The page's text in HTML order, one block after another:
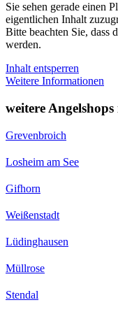
Sie sehen gerade einen
eigentlichen Inhalt
Bitte beachten Sie, dass
werden.
Inhalt entsperren
Weitere Informationen
weitere
Grevenbroich
Losheim am See
Gifhorn
Weißenstadt
Lüdinghausen
Müllrose
Stendal